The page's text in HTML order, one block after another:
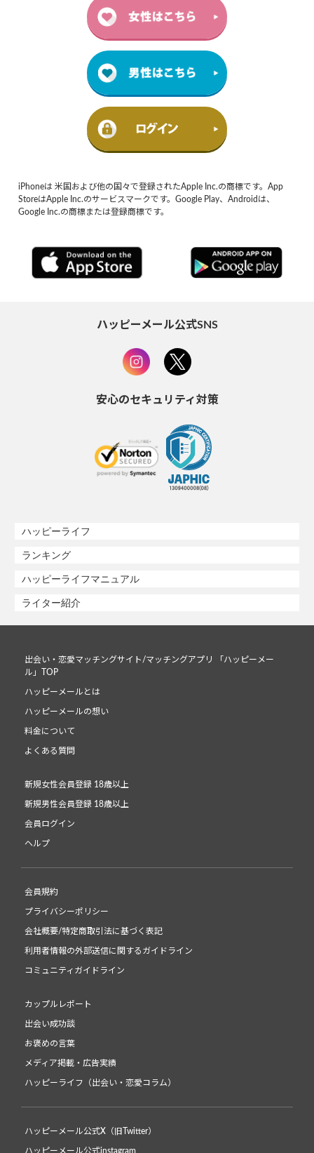
iPhoneは 米国および他の国々で登録されたApple Inc.の商標です。App
StoreはApple Inc.のサービスマークです。Google Play、Androidは、
Google Inc.の商標または登録商標です。
ハッピーメール公式SNS
安心のセキュリティ対策
ハッピーライフ
ランキング
ハッピーライフマニュアル
ライター紹介
出会い・恋愛マッチングサイト/マッチングアプリ 「ハッピーメー
ル」TOP
ハッピーメールとは
ハッピーメールの想い
料金について
よくある質問
新規女性会員登録 18歳以上
新規男性会員登録 18歳以上
会員ログイン
ヘルプ
会員規約
プライバシーポリシー
会社概要/特定商取引法に基づく表記
利用者情報の外部送信に関するガイドライン
コミュニティガイドライン
カップルレポート
出会い成功談
お褒めの言葉
メディア掲載・広告実績
ハッピーライフ（出会い・恋愛コラム）
ハッピーメール公式X（旧Twitter）
ハッピーメール公式instagram